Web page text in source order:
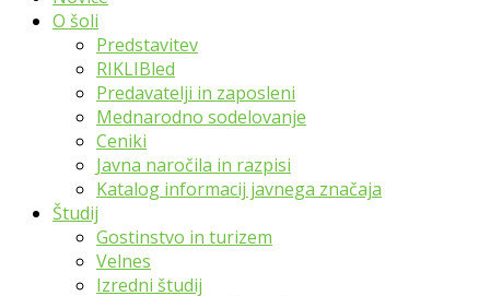
O šoli
Predstavitev
RIKLIBled
Predavatelji in zaposleni
Mednarodno sodelovanje
Ceniki
Javna naročila in razpisi
Katalog informacij javnega značaja
Študij
Gostinstvo in turizem
Velnes
Izredni študij